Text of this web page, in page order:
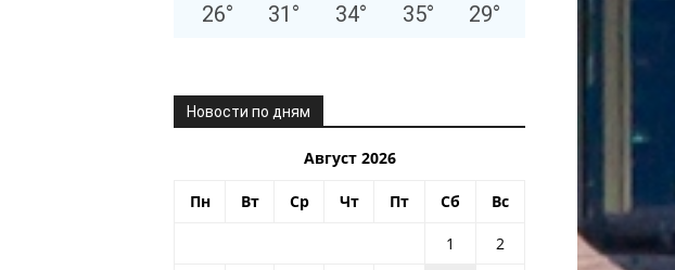
26° 31 ° 34° 35° 29°
Новости по дням
Август 2026
Пн Вт Ср Чт Пт Сб Вс
1
2